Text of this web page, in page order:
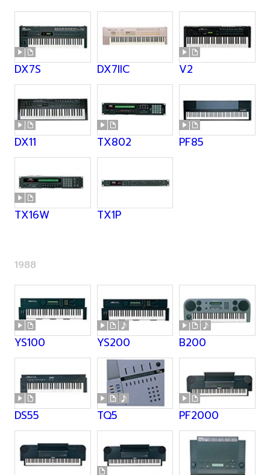
DX7S DX7IIC V2
DX11 TX802 PF85
TX16W TX1P
1988
YS100 YS200 B200
DS55 TQ5 PF2000